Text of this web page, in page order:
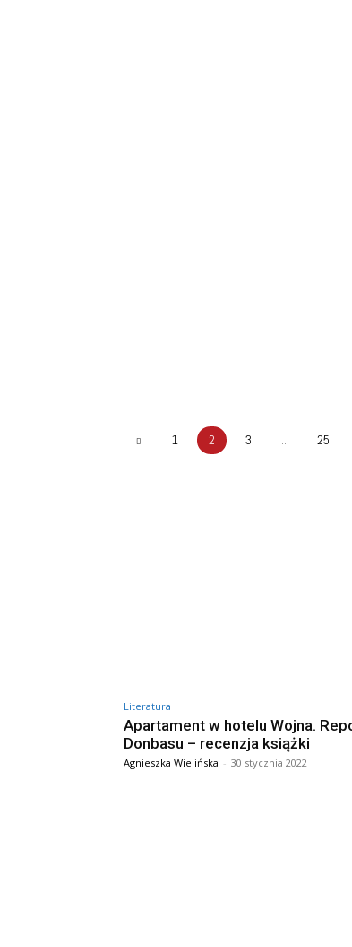
1 2 3 ... 25
Literatura
Apartament w hotelu Wojna.
Donbasu – recenzja książki
Agnieszka Wielińska - 30 stycznia 2022